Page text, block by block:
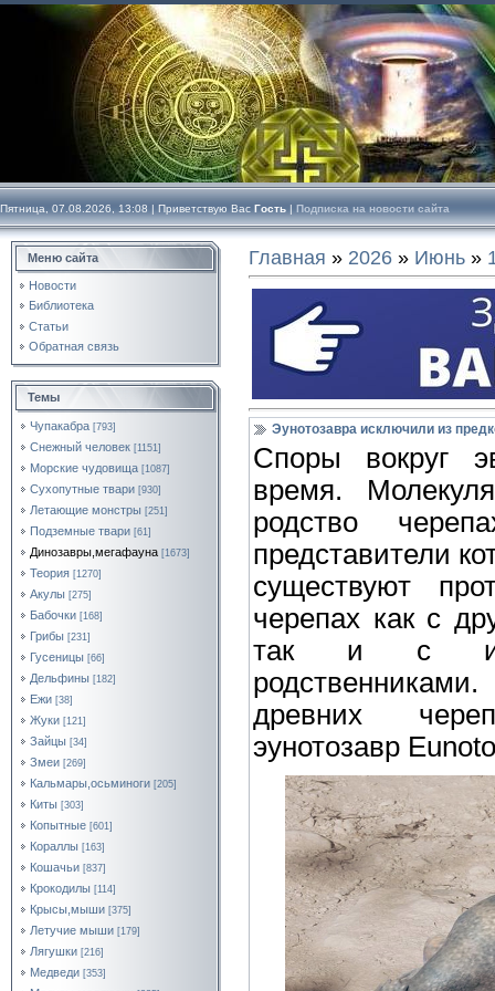
Пятница, 07.08.2026, 13:08 | Приветствую Вас Гость | Подписка на новости сайта
Меню сайта
Новости
Библиотека
Статьи
Обратная связь
Темы
Чупакабра [793]
Снежный человек [1151]
Морские чудовища [1087]
Сухопутные твари [930]
Летающие монстры [251]
Подземные твари [61]
Динозавры,мегафауна [1673]
Теория [1270]
Акулы [275]
Бабочки [168]
Грибы [231]
Гусеницы [66]
Дельфины [182]
Ежи [38]
Жуки [121]
Зайцы [34]
Змеи [269]
Кальмары,осьминоги [205]
Киты [303]
Копытные [601]
Кораллы [163]
Кошачьи [837]
Крокодилы [114]
Крысы,мыши [375]
Летучие мыши [179]
Лягушки [216]
Медведи [353]
Главная » 2026 » Июнь »
Эунотозавра исключили из
Споры вокруг
время.
родство
представители
существуют
черепах как с
так и с их
древних
эунотозавр